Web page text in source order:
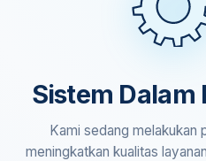
Sistem Dalam
Kami sedang melakukan
meningkatkan kualitas